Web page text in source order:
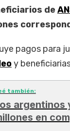
de
pagos para
y
también:
argentinos
en